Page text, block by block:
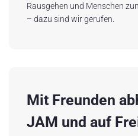
Rausgehen und Menschen
– dazu sind wir gerufen.
Mit Freunden
JAM und auf